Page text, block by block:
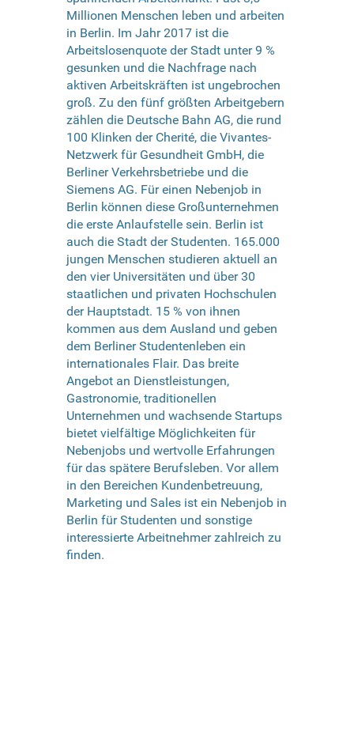
Millionen Menschen leben und arbeiten
in Berlin. Im Jahr 2017 ist die
Arbeitslosenquote der Stadt unter 9 %
gesunken und die Nachfrage nach
aktiven Arbeitskräften ist ungebrochen
groß. Zu den fünf größten Arbeitgebern
zählen die Deutsche Bahn AG, die rund
100 Klinken der Cherité, die Vivantes-
Netzwerk für Gesundheit GmbH, die
Berliner Verkehrsbetriebe und die
Siemens AG. Für einen Nebenjob in
Berlin können diese Großunternehmen
die erste Anlaufstelle sein. Berlin ist
auch die Stadt der Studenten. 165.000
jungen Menschen studieren aktuell an
den vier Universitäten und über 30
staatlichen und privaten Hochschulen
der Hauptstadt. 15 % von ihnen
kommen aus dem Ausland und geben
dem Berliner Studentenleben ein
internationales Flair. Das breite
Angebot an Dienstleistungen,
Gastronomie, traditionellen
Unternehmen und wachsende Startups
bietet vielfältige Möglichkeiten für
Nebenjobs und wertvolle Erfahrungen
für das spätere Berufsleben. Vor allem
in den Bereichen Kundenbetreuung,
Marketing und Sales ist ein Nebenjob in
Berlin für Studenten und sonstige
interessierte Arbeitnehmer zahlreich zu
finden.